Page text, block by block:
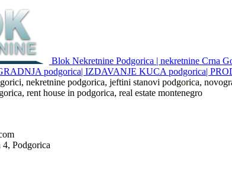
Blok Nekretnine Podgorica | nekretnine Crna
podgorica| IZDAVANJE KUCA podgorica|
nekretnine podgorica, jeftini stanovi podgorica,
rent house in podgorica, real estate montenegro
Podgorica